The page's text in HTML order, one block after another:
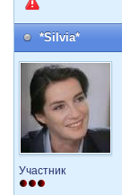
*Silvia*
Участник